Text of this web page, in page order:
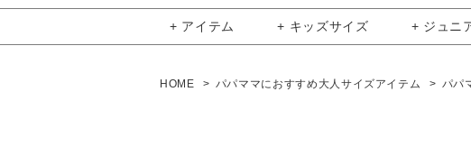
+ アイテム + キッズサイズ + ジュニ
HOME パパママにおすすめ大人サイズアイテム パパ